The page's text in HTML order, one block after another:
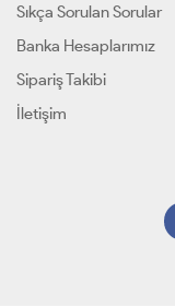
Sıkça Sorulan Sorular
Banka Hesaplarımız
Sipariş Takibi
İletişim